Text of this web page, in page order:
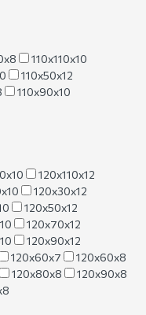
110х110х10
110х50х12
110х90х10
120х110х12
120х30х12
120х50х12
120х70х12
120х90х12
120х60х7
120х60х8
120х80х8
120х90х8